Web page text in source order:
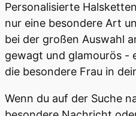
Personalisierte
nur eine besondere Art
bei der großen Auswahl
gewagt und glamourös -
die besondere Frau in
Wenn du auf der Suche